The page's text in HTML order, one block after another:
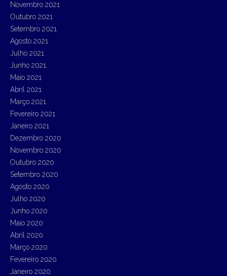
Novembro 2021
Outubro 2021
Setembro 2021
Agosto 2021
Julho 2021
Junho 2021
Maio 2021
Abril 2021
Março 2021
Fevereiro 2021
Janeiro 2021
Dezembro 2020
Novembro 2020
Outubro 2020
Setembro 2020
Agosto 2020
Julho 2020
Junho 2020
Maio 2020
Abril 2020
Março 2020
Fevereiro 2020
Janeiro 2020